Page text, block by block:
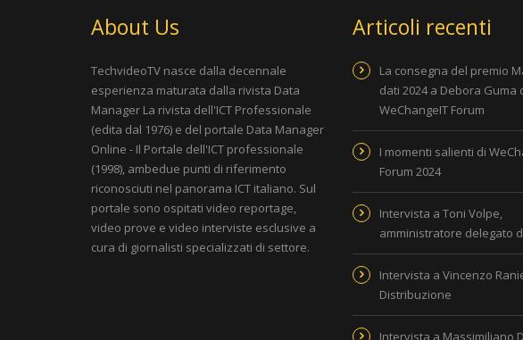
About Us
TechvideoTV nasce dalla decennale
esperienza maturata dalla rivista Data
Manager La rivista dell'ICT Professionale
(edita dal 1976) e del portale Data Manager
Online - Il Portale dell'ICT professionale
(1998), ambedue punti di riferimento
riconosciuti nel panorama ICT italiano. Sul
portale sono ospitati video reportage,
video prove e video interviste esclusive a
cura di giornalisti specializzati di settore.
Articoli recenti
La consegna del premio
dati 2024 a Debora Guma
WeChangeIT Forum
I momenti salienti di
Forum 2024
Intervista a Toni Volpe,
amministratore delegato
Intervista a Vincenzo
Distribuzione
Intervista a Massimiliano